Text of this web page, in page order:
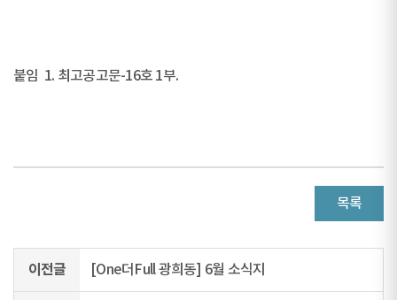
붙임 1. 최고공고문-16호 1부.
목록
이전글 [One더Full 광희동] 6월 소식지